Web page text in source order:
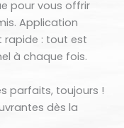
pour vous offrir
Application
rapide : tout est
à chaque fois.
parfaits, toujours !
dès la